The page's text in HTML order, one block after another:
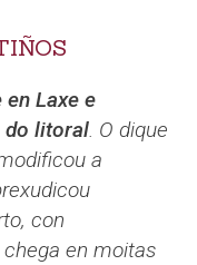
Laxe e
do litoral. O dique
a
con
en moitas